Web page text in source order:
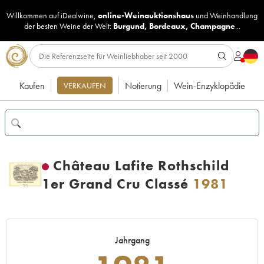
Willkommen auf iDealwine, online-Weinauktionshaus undWeinhandlung
der besten Weine der Welt: Burgund, Bordeaux, Champagne...
Kaufen VERKAUFEN Notierung Wein-Enzyklopädie
Château Lafite Rothschild
1er Grand Cru Classé 1981
Jahrgang